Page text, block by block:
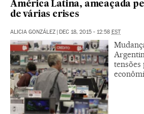
América Latina, ameaçada
de várias crises
ALICIA GONZÁLEZ | DEC 18, 2015 - 12:58 EST
tensões